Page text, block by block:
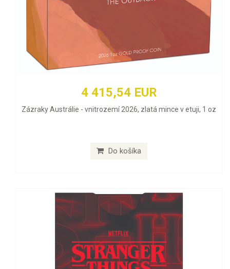
4 415,54 EUR
Zázraky Austrálie - vnitrozemí 2026, zlatá mince v etuji, 1 oz
Do košíka